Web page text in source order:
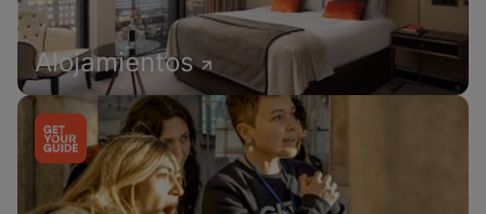
Alojamientos